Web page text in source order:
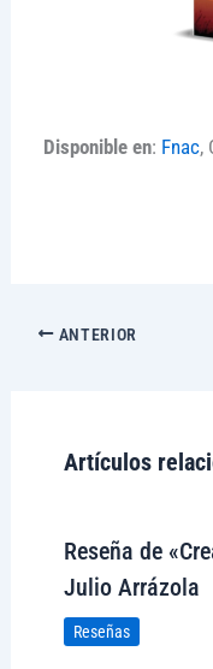
Disponible en: Fnac,
ANTERIOR
Artículos
Reseña de
Julio Arrázola
Reseñas